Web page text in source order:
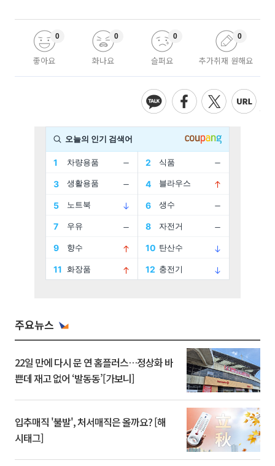
좋아요
0
화나요
0
슬퍼요
0
추가취재 원해요
0
주요뉴스
22일 만에 다시 문 연 홈플러스…정상화 바
쁜데 재고 없어 ‘발동동’[가보니]
입추매직 '불발', 처서매직은 올까요? [해
시태그]